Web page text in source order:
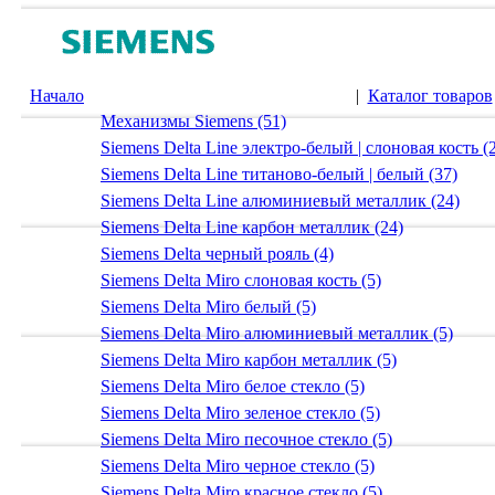
Начало | Каталог товаров
Механизмы Siemens (51)
Siemens Delta Line электро-белый | слоновая кость
Siemens Delta Line титаново-белый | белый (37)
Siemens Delta Line алюминиевый металлик (24)
Siemens Delta Line карбон металлик (24)
Siemens Delta черный рояль (4)
Siemens Delta Miro слоновая кость (5)
Siemens Delta Miro белый (5)
Siemens Delta Miro алюминиевый металлик (5)
Siemens Delta Miro карбон металлик (5)
Siemens Delta Miro белое стекло (5)
Siemens Delta Miro зеленое стекло (5)
Siemens Delta Miro песочное стекло (5)
Siemens Delta Miro черное стекло (5)